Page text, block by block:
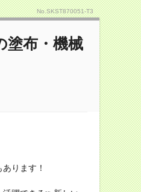
No.SKST870051-T3
塗布・機械
ります！